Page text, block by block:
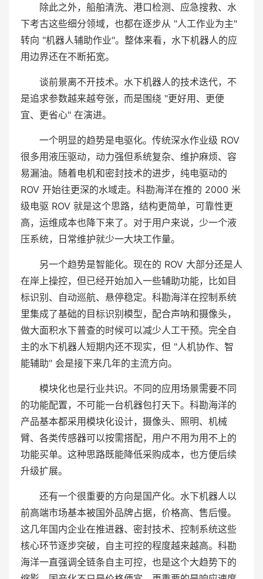
除此之外，船舶清洗、港口检测、应急搜救、水
下考古这些细分领域，也都在逐步从 "人工作业为主"
转向 "机器人辅助作业"。整体来看，水下机器人的应
用边界还在不断拓宽。
谈前景离不开技术。水下机器人的技术迭代，不
是追求参数越来越夸张，而是围绕 "更好用、更便
宜、更省心" 在演进。
一个明显的趋势是电驱化。传统深水作业级 ROV
很多用液压驱动，动力强但系统复杂、维护麻烦、容
易漏油。随着电机和密封技术的进步，纯电驱动的
ROV 开始往更深的水域走。科勘海洋在推的 2000 米
级电驱 ROV 就是这个思路，结构更简单，可靠性更
高，运维成本也降下来了。对于用户来说，少一个液
压系统，日常维护就少一大块工作量。
另一个趋势是智能化。现在的 ROV 大部分还是人
在岸上操控，但已经开始加入一些辅助功能，比如目
标识别、自动巡航、悬停稳定。科勘海洋在控制系统
里集成了基础的目标识别模型，配合声呐和摄像头，
做大面积水下普查的时候可以减少人工干预。完全自
主的水下机器人短期内还不现实，但 "人机协作、智
能辅助" 会是接下来几年的主流方向。
模块化也是行业共识。不同的应用场景需要不同
的功能配置，不可能一台机器包打天下。科勘海洋的
产品基本都采用模块化设计，摄像头、照明、机械
臂、各类传感器可以按需搭配，用户不用为用不上的
功能买单。这种思路既能降低采购成本，也方便后续
升级扩展。
还有一个很重要的方向是国产化。水下机器人以
前高端市场基本被国外品牌占据，价格高、售后慢。
这几年国内企业在推进器、密封技术、控制系统这些
核心环节逐步突破，自主可控的程度越来越高。科勘
海洋一直强调全链条自主可控，也是这个大趋势下的